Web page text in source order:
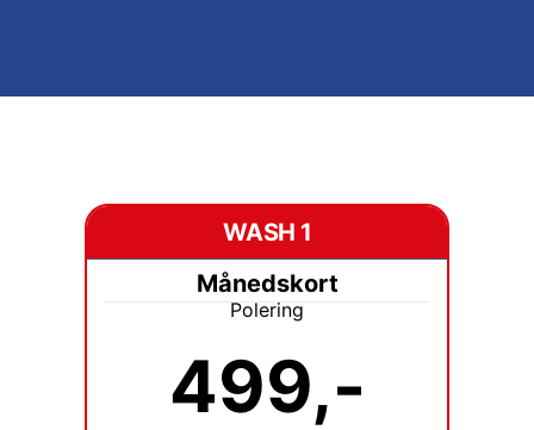
WASH 1
Månedskort
Polering
499,-